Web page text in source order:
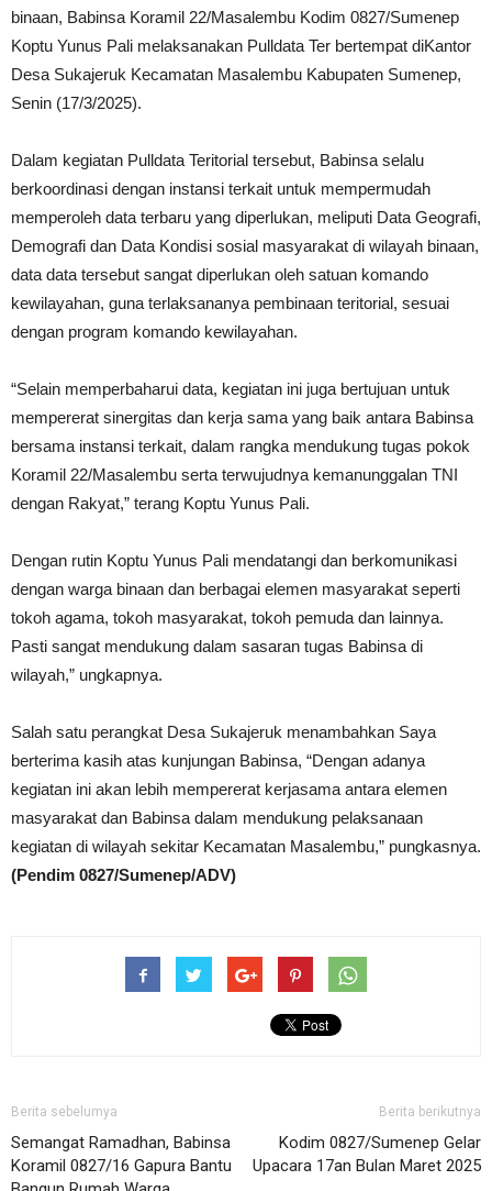
binaan, Babinsa Koramil 22/Masalembu Kodim 0827/Sumenep
Koptu Yunus Pali melaksanakan Pulldata Ter bertempat diKantor
Desa Sukajeruk Kecamatan Masalembu Kabupaten Sumenep,
Senin (17/3/2025).
Dalam kegiatan Pulldata Teritorial tersebut, Babinsa selalu
berkoordinasi dengan instansi terkait untuk mempermudah
memperoleh data terbaru yang diperlukan, meliputi Data Geografi,
Demografi dan Data Kondisi sosial masyarakat di wilayah binaan,
data data tersebut sangat diperlukan oleh satuan komando
kewilayahan, guna terlaksananya pembinaan teritorial, sesuai
dengan program komando kewilayahan.
“Selain memperbaharui data, kegiatan ini juga bertujuan untuk
mempererat sinergitas dan kerja sama yang baik antara Babinsa
bersama instansi terkait, dalam rangka mendukung tugas pokok
Koramil 22/Masalembu serta terwujudnya kemanunggalan TNI
dengan Rakyat,” terang Koptu Yunus Pali.
Dengan rutin Koptu Yunus Pali mendatangi dan berkomunikasi
dengan warga binaan dan berbagai elemen masyarakat seperti
tokoh agama, tokoh masyarakat, tokoh pemuda dan lainnya.
Pasti sangat mendukung dalam sasaran tugas Babinsa di
wilayah,” ungkapnya.
Salah satu perangkat Desa Sukajeruk menambahkan Saya
berterima kasih atas kunjungan Babinsa, “Dengan adanya
kegiatan ini akan lebih mempererat kerjasama antara elemen
masyarakat dan Babinsa dalam mendukung pelaksanaan
kegiatan di wilayah sekitar Kecamatan Masalembu,” pungkasnya.
(Pendim 0827/Sumenep/ADV)
Berita sebelumya
Semangat Ramadhan, Babinsa
Koramil 0827/16 Gapura Bantu
Berita berikutnya
Kodim 0827/Sumenep Gelar
Upacara 17an Bulan Maret 2025